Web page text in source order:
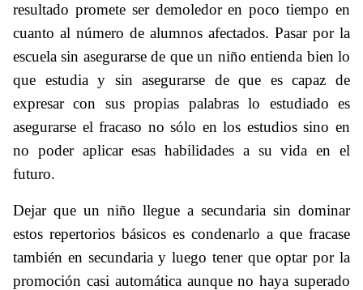
resultado promete ser demoledor en poco tiempo en
cuanto al número de alumnos afectados. Pasar por la
escuela sin asegurarse de que un niño entienda bien lo
que estudia y sin asegurarse de que es capaz de
expresar con sus propias palabras lo estudiado es
asegurarse el fracaso no sólo en los estudios sino en
no poder aplicar esas habilidades a su vida en el
futuro.
Dejar que un niño llegue a secundaria sin dominar
estos repertorios básicos es condenarlo a que fracase
también en secundaria y luego tener que optar por la
promoción casi automática aunque no haya superado